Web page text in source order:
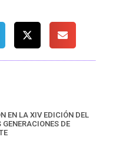
EN LA XIV EDICIÓN DEL
GENERACIONES DE